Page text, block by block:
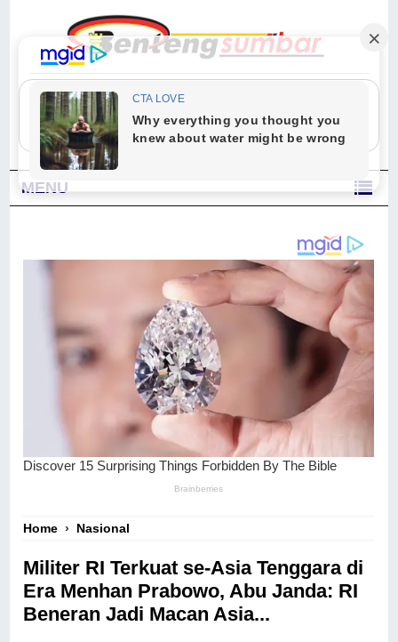
"Sesungguhnya Allah dan para malaikat-Nya berselawat untuk Nabi.
Wahai orang-orang yang beriman, berselawatlah kamu untuk Nabi dan
ucapkanlah salam dengan penuh penghormatan kepadanya." (Qs. Al
Ahzab Ayat 56)
MENU
Home › Nasional
Militer RI Terkuat se-Asia Tenggara di
Era Menhan Prabowo, Abu Janda: RI
Beneran Jadi Macan Asia...